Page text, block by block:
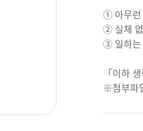
① 아무런
② 실체
③ 일하는
「이하 생
※첨부파